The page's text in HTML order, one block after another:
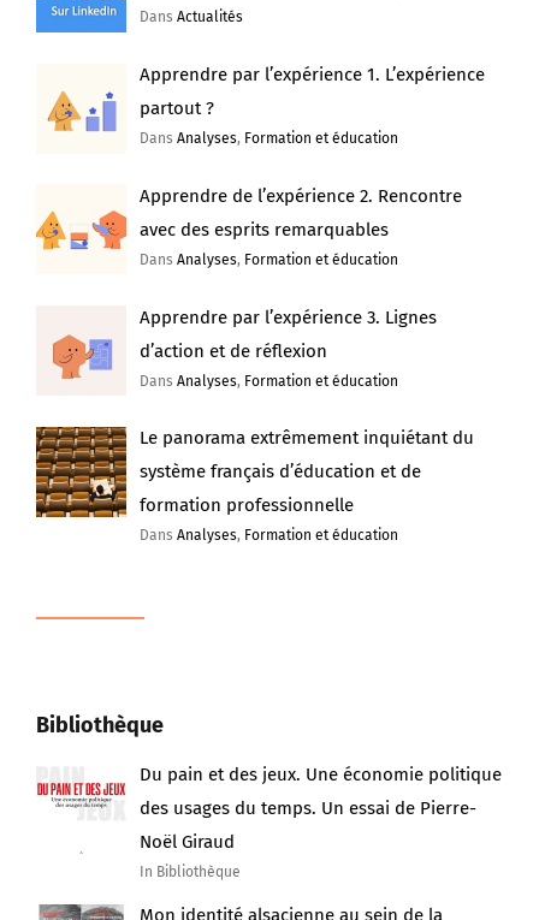
DansActualités
Apprendre par l’expérience 1. L’expérience
partout ?
DansAnalyses, Formation et éducation
Apprendre de l’expérience 2. Rencontre
avec des esprits remarquables
DansAnalyses, Formation et éducation
Apprendre par l’expérience 3. Lignes
d’action et de réflexion
DansAnalyses, Formation et éducation
Le panorama extrêmement inquiétant du
système français d’éducation et de
formation professionnelle
DansAnalyses, Formation et éducation
Bibliothèque
Du pain et des jeux. Une économie politique
des usages du temps. Un essai de Pierre-
Noël Giraud
In Bibliothèque
Mon identité alsacienne au sein de la